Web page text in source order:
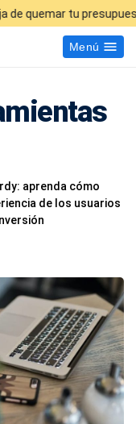
tu presupuesto
Menú
aprenda cómo
de los usuarios